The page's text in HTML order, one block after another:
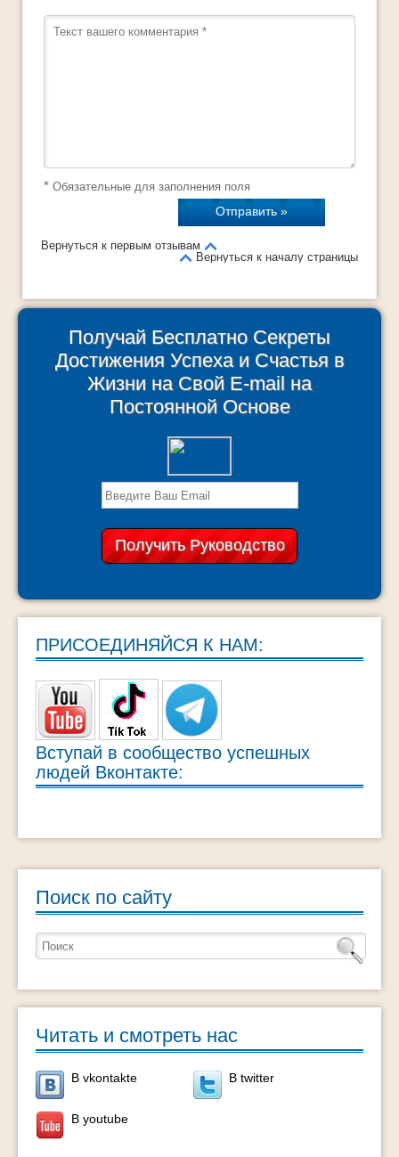
* Обязательные для заполнения поля
Вернуться к первым отзывам
Вернуться к началу страницы
Получай Бесплатно Секреты
Достижения Успеха и Счастья в
Жизни на Свой E-mail на
Постоянной Основе
ПРИСОЕДИНЯЙСЯ К НАМ:
Вступай в сообщество успешных
людей Вконтакте:
Поиск по сайту
Читать и смотреть нас
В vkontakte В twitter
В youtube